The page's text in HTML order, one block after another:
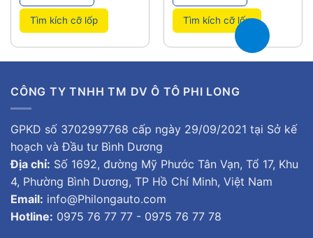
Tìm kích cỡ lốp Tìm kích cỡ lốp
CÔNG TY TNHH TM DV Ô TÔ PHI LONG
GPKD số 3702997768 cấp ngày 29/09/2021 tại Sở kế
hoạch và Đầu tư Bình Dương
Địa chỉ: Số 1692, đường Mỹ Phước Tân Vạn, Tổ 17, Khu
4, Phường Bình Dương, TP Hồ Chí Minh, Việt Nam
Email: info@Philongauto.com
Hotline: 0975 76 77 77 - 0975 76 77 78